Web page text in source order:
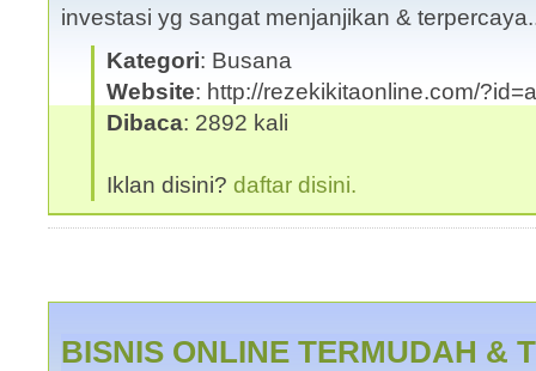
investasi yg sangat menjanjikan &
Kategori: Busana
Website: http://rezekikitaonline.com/
Dibaca: 2892 kali
Iklan disini? daftar disini.
BISNIS ONLINE TERMUDAH &